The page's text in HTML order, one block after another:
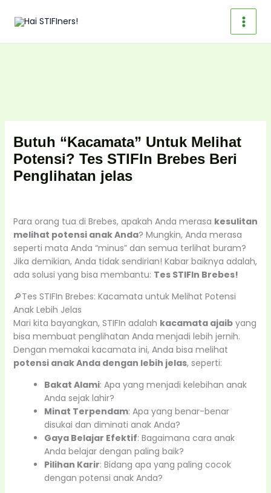
Butuh “Kacamata” Untuk Melihat
Potensi? Tes STIFIn Brebes Beri
Penglihatan jelas
Para orang tua di Brebes, apakah Anda merasa kesulitan
melihat potensi anak Anda? Mungkin, Anda merasa
seperti mata Anda “minus” dan semua terlihat buram?
Jika demikian, Anda tidak sendirian! Kabar baiknya adalah,
ada solusi yang bisa membantu: Tes STIFIn Brebes!
🔎Tes STIFIn Brebes: Kacamata untuk Melihat Potensi
Anak Lebih Jelas
Mari kita bayangkan, STIFIn adalah kacamata ajaibyang
bisa membuat penglihatan Anda menjadi lebih jernih.
Dengan memakai kacamata ini, Anda bisa melihat
potensi anak Anda dengan lebih jelas, seperti:
Bakat Alami: Apa yang menjadi kelebihan anak
Anda sejak lahir?
Minat Terpendam: Apa yang benar-benar
disukai dan diminati anak Anda?
Gaya Belajar Efektif: Bagaimana cara anak
Anda belajar dengan paling baik?
Pilihan Karir: Bidang apa yang paling cocok
dengan potensi anak Anda?